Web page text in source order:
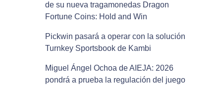
de su nueva tragamonedas Dragon
Fortune Coins: Hold and Win
Pickwin pasará a operar con la solución
Turnkey Sportsbook de Kambi
Miguel Ángel Ochoa de AIEJA: 2026
pondrá a prueba la regulación del juego